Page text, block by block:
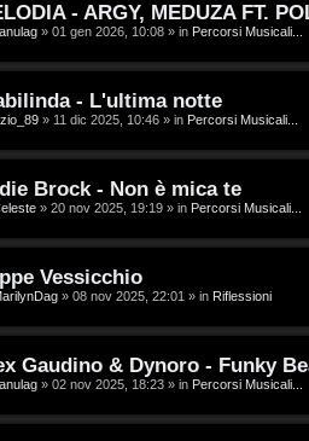
- ARGY, MEDUZA FT.
» 01 gen 2026, 10:08 » in Percorsi Musicali...
- L'ultima notte
» 11 dic 2025, 10:46 » in Percorsi Musicali...
Brock - Non è mica te
» 20 nov 2025, 19:19 » in Percorsi Musicali...
Vessicchio
» 08 nov 2025, 22:01 » in Riflessioni
Gaudino & Dynoro - Funky
» 02 nov 2025, 18:23 » in Percorsi Musicali...